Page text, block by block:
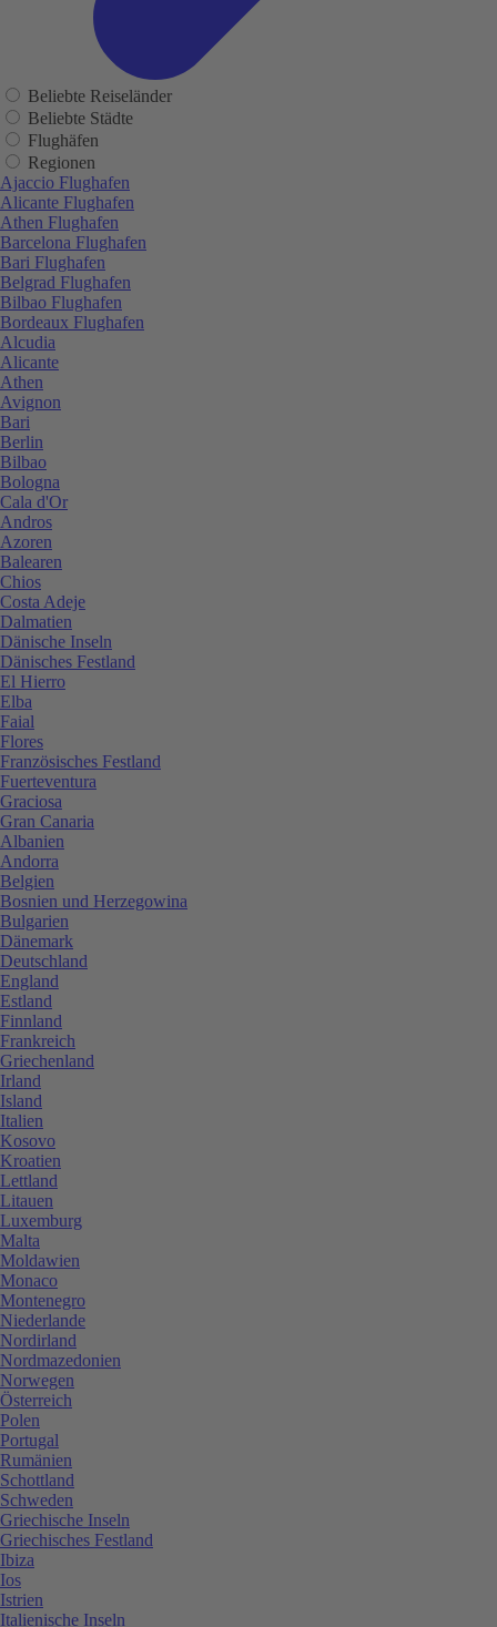
Beliebte Reiseländer
Beliebte Städte
Flughäfen
Regionen
Ajaccio Flughafen
Alicante Flughafen
Athen Flughafen
Barcelona Flughafen
Bari Flughafen
Belgrad Flughafen
Bilbao Flughafen
Bordeaux Flughafen
Alcudia
Alicante
Athen
Avignon
Bari
Berlin
Bilbao
Bologna
Cala d'Or
Andros
Azoren
Balearen
Chios
Costa Adeje
Dalmatien
Dänische Inseln
Dänisches Festland
El Hierro
Elba
Faial
Flores
Französisches Festland
Fuerteventura
Graciosa
Gran Canaria
Albanien
Andorra
Belgien
Bosnien und Herzegowina
Bulgarien
Dänemark
Deutschland
England
Estland
Finnland
Frankreich
Griechenland
Irland
Island
Italien
Kosovo
Kroatien
Lettland
Litauen
Luxemburg
Malta
Moldawien
Monaco
Montenegro
Niederlande
Nordirland
Nordmazedonien
Norwegen
Österreich
Polen
Portugal
Rumänien
Schottland
Schweden
Griechische Inseln
Griechisches Festland
Ibiza
Ios
Istrien
Italienische Inseln